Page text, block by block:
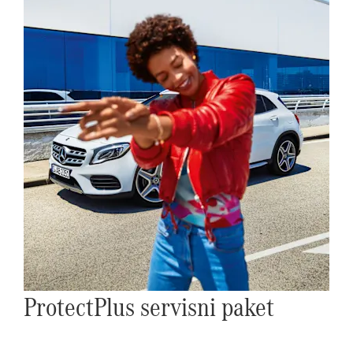
ProtectPlus servisni paket